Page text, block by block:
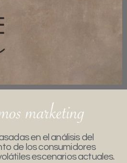
en el análisis del
de los consumidores
escenarios actuales.